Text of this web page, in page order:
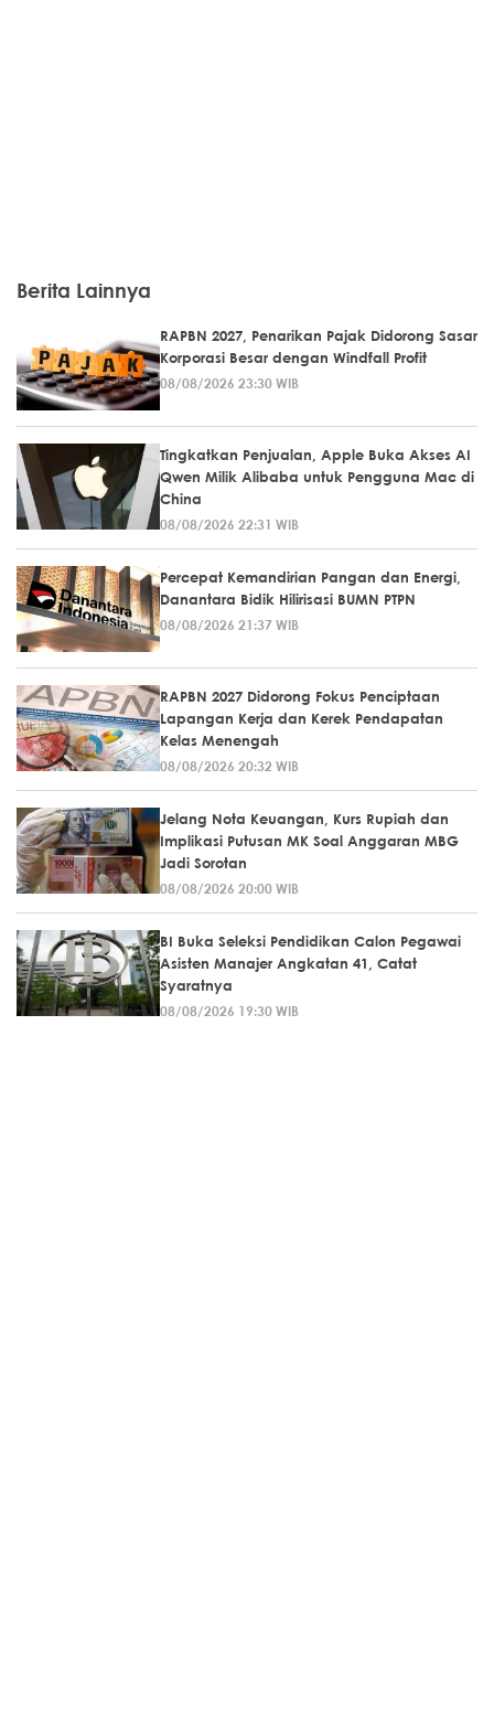
Berita Lainnya
RAPBN 2027, Penarikan Pajak Didorong Sasar
Korporasi Besar dengan Windfall Profit
08/08/2026 23:30 WIB
Tingkatkan Penjualan, Apple Buka Akses AI
Qwen Milik Alibaba untuk Pengguna Mac di
China
08/08/2026 22:31 WIB
Percepat Kemandirian Pangan dan Energi,
Danantara Bidik Hilirisasi BUMN PTPN
08/08/2026 21:37 WIB
RAPBN 2027 Didorong Fokus Penciptaan
Lapangan Kerja dan Kerek Pendapatan
Kelas Menengah
08/08/2026 20:32 WIB
Jelang Nota Keuangan, Kurs Rupiah dan
Implikasi Putusan MK Soal Anggaran MBG
Jadi Sorotan
08/08/2026 20:00 WIB
BI Buka Seleksi Pendidikan Calon Pegawai
Asisten Manajer Angkatan 41, Catat
Syaratnya
08/08/2026 19:30 WIB